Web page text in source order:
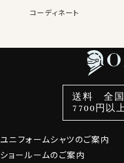
コーディネート
スタイルから選ぶ
財布・名刺入れ
ユニフォームシャツのご案内
ショールームのご案内
送料 全国
7700円以